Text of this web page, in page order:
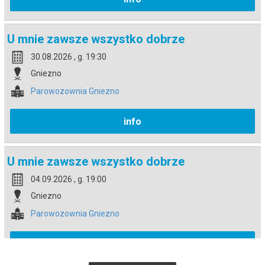
U mnie zawsze wszystko dobrze
30.08.2026 , g. 19:30
Gniezno
Parowozownia Gniezno
info
U mnie zawsze wszystko dobrze
04.09.2026 , g. 19:00
Gniezno
Parowozownia Gniezno